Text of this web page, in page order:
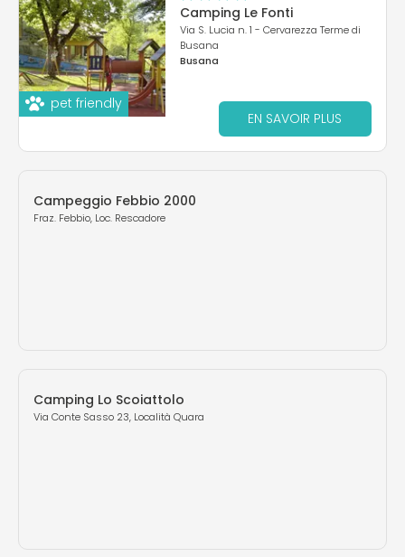
pet friendly
Camping Le Fonti
Via S. Lucia n. 1 - Cervarezza Terme di
Busana
Busana
EN SAVOIR PLUS
Campeggio Febbio 2000
Fraz. Febbio, Loc. Rescadore
Camping Lo Scoiattolo
Via Conte Sasso 23, Località Quara